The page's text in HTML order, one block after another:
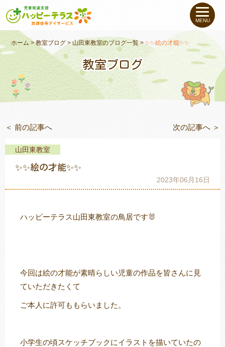
私たちについて
未就学のお子さま（０〜６才）
小学生〜高校生のお子さま
支援事例
教室一覧
トレキング DIDIM
MENU
ホーム >教室ブログ>山田東教室のブログ一覧>✨✨絵の才能✨✨
教室ブログ
＜ 前の記事へ 次の記事へ ＞
山田東教室
✨✨絵の才能✨✨
2023年06月16日
ハッピーテラス山田東教室の鳥居です🐰
今回は絵の才能が素晴らしい児童の作品を皆さんに見
ていただきたくて
ご本人に許可ももらいました。
小学生の頃スケッチブックにイラストを描いていたの